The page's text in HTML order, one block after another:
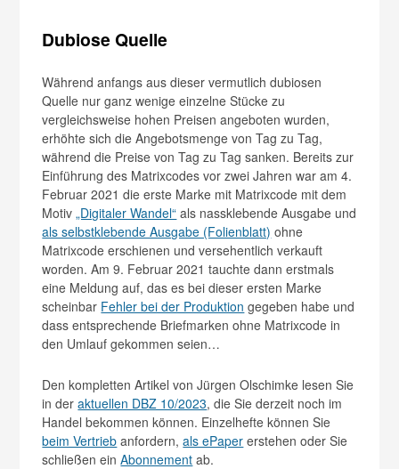
Dubiose Quelle
Während anfangs aus dieser vermutlich dubiosen
Quelle nur ganz wenige einzelne Stücke zu
vergleichsweise hohen Preisen angeboten wurden,
erhöhte sich die Angebotsmenge von Tag zu Tag,
während die Preise von Tag zu Tag sanken. Bereits zur
Einführung des Matrixcodes vor zwei Jahren war am 4.
Februar 2021 die erste Marke mit Matrixcode mit dem
Motiv„Digitaler Wandel“ als nassklebende Ausgabe und
als selbstklebende Ausgabe (Folienblatt) ohne
Matrixcode erschienen und versehentlich verkauft
worden. Am 9. Februar 2021 tauchte dann erstmals
eine Meldung auf, das es bei dieser ersten Marke
scheinbar Fehler bei der Produktion gegeben habe und
dass entsprechende Briefmarken ohne Matrixcode in
den Umlauf gekommen seien…
Den kompletten Artikel von Jürgen Olschimke lesen Sie
in deraktuellen DBZ 10/2023, die Sie derzeit noch im
Handel bekommen können. Einzelhefte können Sie
beim Vertrieb anfordern,als ePaper erstehen oder Sie
schließen einAbonnement ab.